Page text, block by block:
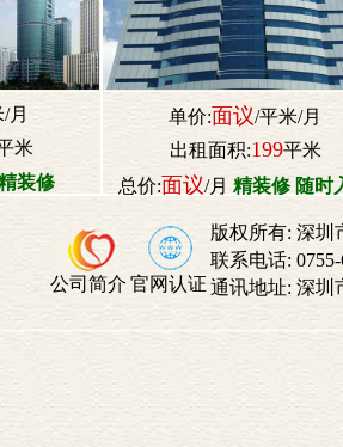
月
米
装修
单价:面议/平米/月
出租面积:199平米
总价:面议/月 精装修 随时
公司简介官网认证
版权所有: 深圳
联系电话:
通讯地址: 深圳